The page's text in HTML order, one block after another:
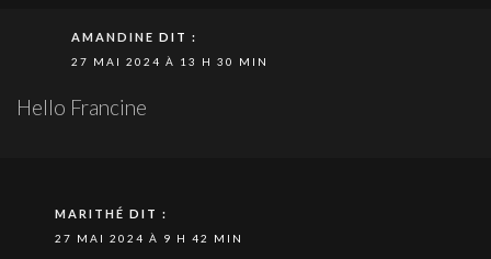
AMANDINE DIT :
27 MAI 2024 À 13 H 30 MIN
Hello Francine
MARITHÉ DIT :
27 MAI 2024 À 9 H 42 MIN